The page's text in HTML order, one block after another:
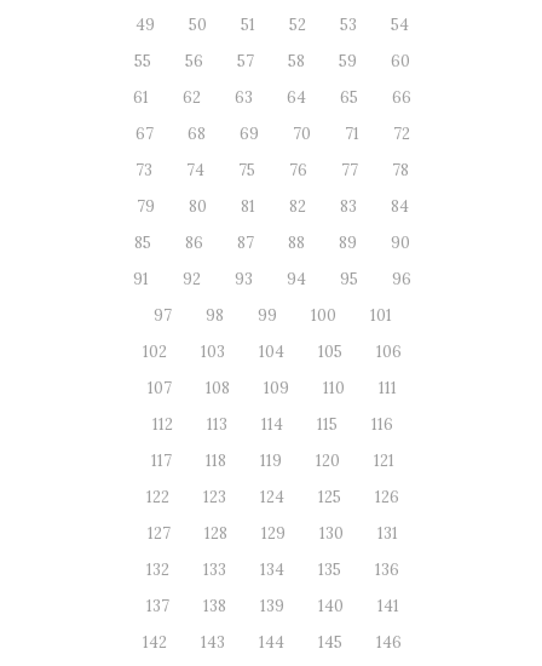
49
50 51 52 53
54
55
56 57 58 59
60
61
62 63 64 65
66
67
68 69 70 71
72
73
74 75 76 77
78
79
80 81 82 83
84
85
86 87 88 89
90
91
92 93 94 95
96
97
98 99 100
101
102
103 104 105
106
107
108 109 110
111
112
113 114 115
116
117
118 119 120
121
122
123 124 125
126
127
128 129 130
131
132
133 134 135
136
137
138 139 140
141
142
143 144 145
146